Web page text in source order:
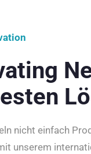
nicht einfach
unserem